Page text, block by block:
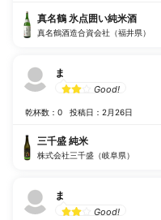
真名鶴 氷点囲い純米酒
真名鶴酒造合資会社（福井県）
ま
Good!
乾杯数：0 投稿日：2月26日
三千盛 純米
株式会社三千盛（岐阜県）
ま
Good!